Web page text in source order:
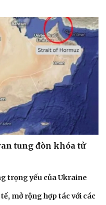
tung đòn khóa tử
trọng yếu của Ukraine
mở rộng hợp tác với các